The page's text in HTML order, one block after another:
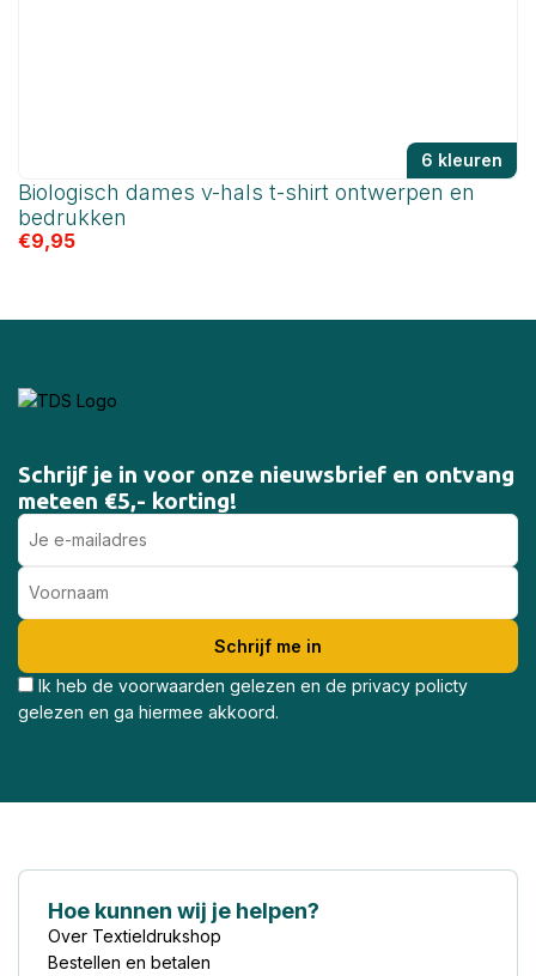
6 kleuren
Biologisch dames v-hals t-shirt ontwerpen en
bedrukken
€9,95
Schrijf je in voor onze nieuwsbrief en ontvang
meteen €5,- korting!
Ik heb de voorwaarden gelezen en de privacy policty
gelezen en ga hiermee akkoord.
Hoe kunnen wij je helpen?
Over Textieldrukshop
Bestellen en betalen